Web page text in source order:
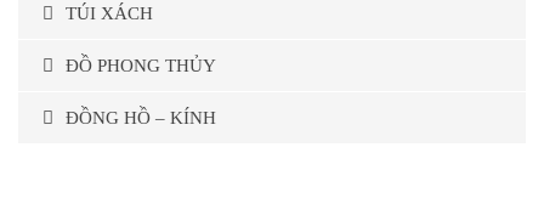
TÚI XÁCH
ĐỒ PHONG THỦY
ĐỒNG HỒ – KÍNH